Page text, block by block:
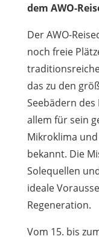
dem AWO-
Der AWO-
noch freie
das zu den
Seebädern
allem für sein
Mikroklima
bekannt. Die
Solequellen
ideale
Regeneration.
Vom 15. bis